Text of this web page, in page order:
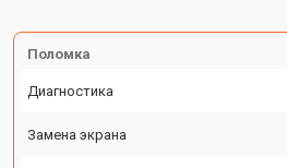
Поломка
Диагностика
Замена экрана